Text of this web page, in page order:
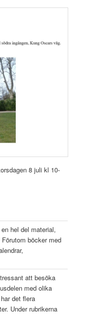
8 juli kl 10-
en hel del material,
böcker med
att besöka
med olika
det flera
Under rubrikerna